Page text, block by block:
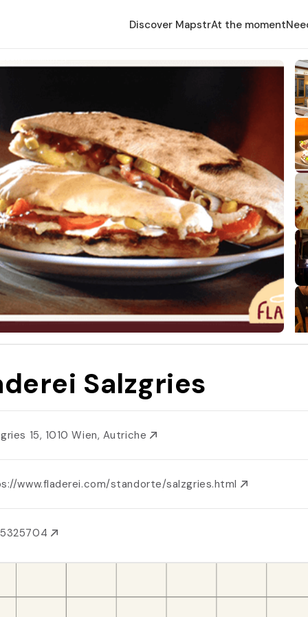
Discover MapstrAt the moment
Salzgries
15, 1010 Wien, Autriche
www.fladerei.com/standorte/salzgries.html